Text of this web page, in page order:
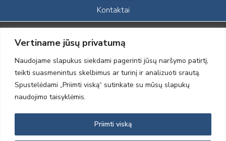
Vertiname jūsų privatumą
Naudojame slapukus siekdami pagerinti jūsų naršymo patirtį,
teikti suasmenintus skelbimus ar turinį ir analizuoti srautą.
Spustelėdami „Priimti viską“ sutinkate su mūsų slapukų
naudojimo taisyklėmis.
Priimti viską
Kontaktai
Portalas sukurtas įgyvendinant Lietuvos Respublikos, Europos
ekonominės erdvės ir Norvegijos finansinių mechanizmų iš dalies
finansuojamą paprojektį
„LOD visuomeninės /gamtosauginės veiklos sustiprinimas ir įvaizdžio
formavimas įtraukiant visuomenę į aplinkosauginių tyrimų veiklą“
(paprojekčio
įgyvendinimo sutarties numeris 2004-LT0008-NVO-1EEE/NOR-02-
2012 © Lietuvos Ornitologų Draugija © 2014, Visos teisės saugomos